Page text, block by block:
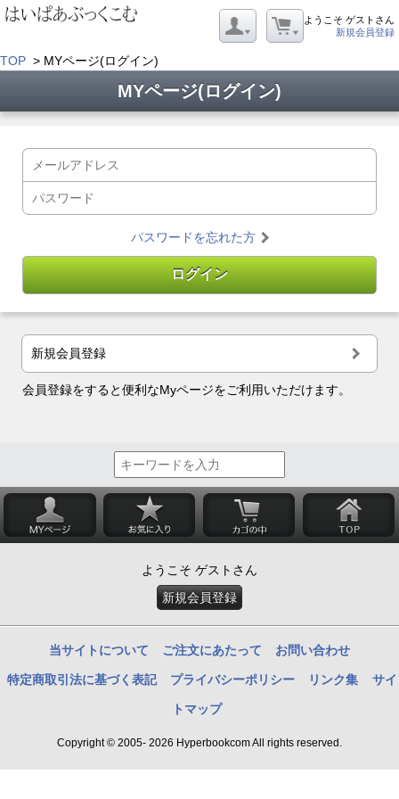
ようこそ ゲストさん
新規会員登録
TOP > MYページ(ログイン)
MYページ(ログイン)
パスワードを忘れた方
新規会員登録
会員登録をすると便利なMyページをご利用いただけます。
ようこそ ゲストさん
新規会員登録
当サイトについて ご注文にあたって お問い合わせ
特定商取引法に基づく表記 プライバシーポリシー リンク集 サイ
トマップ
Copyright © 2005- 2026 Hyperbookcom All rights reserved.